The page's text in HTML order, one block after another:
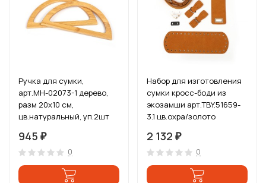
Ручка для сумки,
арт.МН-02073-1 дерево,
разм 20х10 см,
цв.натуральный, уп.2шт
945 ₽
0
Набор для изготовления
сумки кросс-боди из
экозамши арт.TBY.51659-
3.1 цв.охра/золото
2 132 ₽
0